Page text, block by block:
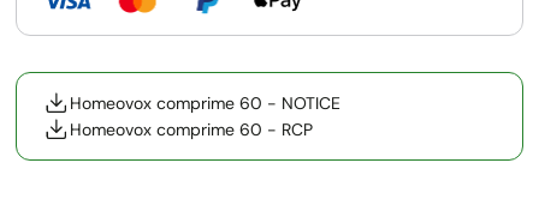
Homeovox comprime 60 - NOTICE
Homeovox comprime 60 - RCP